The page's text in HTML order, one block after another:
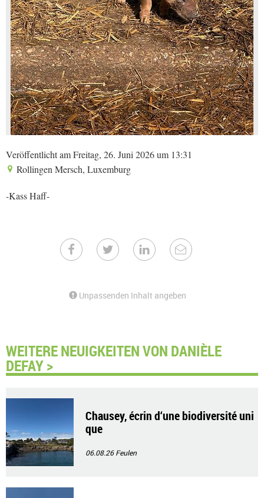
Veröffentlicht am Freitag, 26. Juni 2026 um 13:31
Rollingen Mersch, Luxemburg
-Kass Haff-
Unpassenden Inhalt angeben
WEITERE NEUIGKEITEN VON DANIÈLE
DEFAY >
Chausey, écrin d‘une biodiversité uni
que
06.08.26Feulen